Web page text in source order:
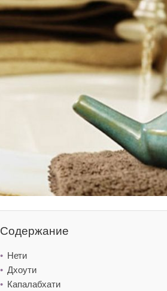
Содержание
Нети
Дхоути
Капалабхати